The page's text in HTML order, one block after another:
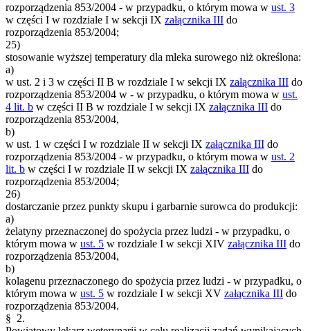
rozporządzenia 853/2004 - w przypadku, o którym mowa w ust. 3
w części I w rozdziale I w sekcji IX załącznika III do
rozporządzenia 853/2004;
25)
stosowanie wyższej temperatury dla mleka surowego niż określona:
a)
w ust. 2 i 3 w części II B w rozdziale I w sekcji IX załącznika III do
rozporządzenia 853/2004 w - w przypadku, o którym mowa w ust.
4 lit. b w części II B w rozdziale I w sekcji IX załącznika III do
rozporządzenia 853/2004,
b)
w ust. 1 w części I w rozdziale II w sekcji IX załącznika III do
rozporządzenia 853/2004 - w przypadku, o którym mowa w ust. 2
lit. b w części I w rozdziale II w sekcji IX załącznika III do
rozporządzenia 853/2004;
26)
dostarczanie przez punkty skupu i garbarnie surowca do produkcji:
a)
żelatyny przeznaczonej do spożycia przez ludzi - w przypadku, o
którym mowa w ust. 5 w rozdziale I w sekcji XIV załącznika III do
rozporządzenia 853/2004,
b)
kolagenu przeznaczonego do spożycia przez ludzi - w przypadku, o
którym mowa w ust. 5 w rozdziale I w sekcji XV załącznika III do
rozporządzenia 853/2004.
§ 2.